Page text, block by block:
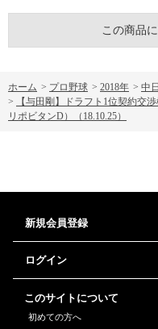
この商品
ホーム > プロ野球 > 2018年 > 中
>
【与田剛】ドラフト1位契約交
リポビタンD）（18.10.25）
新規会員登録
ログイン
このサイトについて
初めての方へ